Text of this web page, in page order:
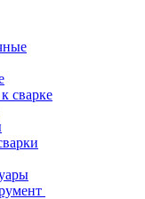
сварке